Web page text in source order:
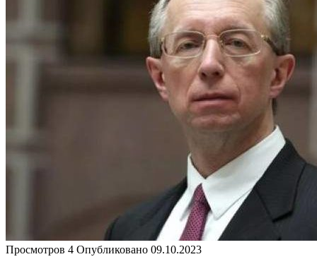
Просмотров 4 Опубликовано 09.10.2023